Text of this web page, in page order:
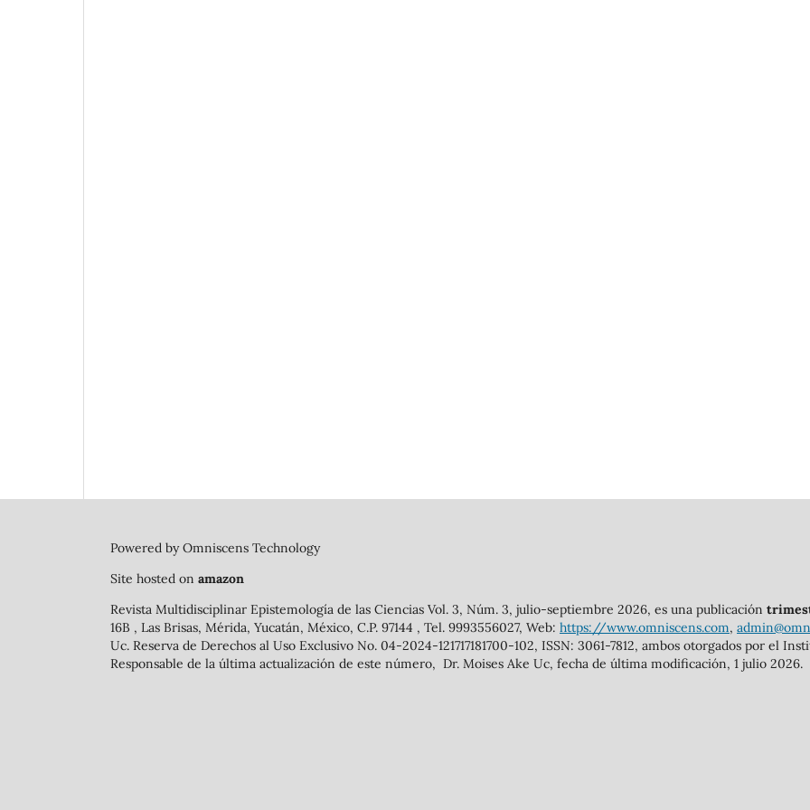
Powered by Omniscens Technology
Site hosted on amazon
Revista Multidisciplinar Epistemología de las Ciencias Vol. 3, Núm. 3, julio-septiembre 2026, es una publicación
16B , Las Brisas, Mérida, Yucatán, México, C.P. 97144 , Tel. 9993556027, Web: https://www.omniscens.com,
Uc. Reserva de Derechos al Uso Exclusivo No. 04-2024-121717181700-102, ISSN: 3061-7812, ambos otorgados por el
Responsable de la última actualización de este número, Dr. Moises Ake Uc, fecha de última modificación, 1 julio 2026.